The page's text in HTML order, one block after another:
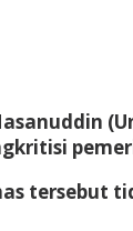
tersebut